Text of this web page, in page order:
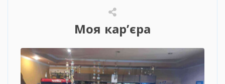
Моя кар’єра